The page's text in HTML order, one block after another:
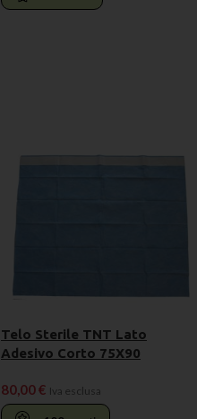
Telo Sterile TNT Lato
Adesivo Corto 75X90
80,00€ Iva esclusa